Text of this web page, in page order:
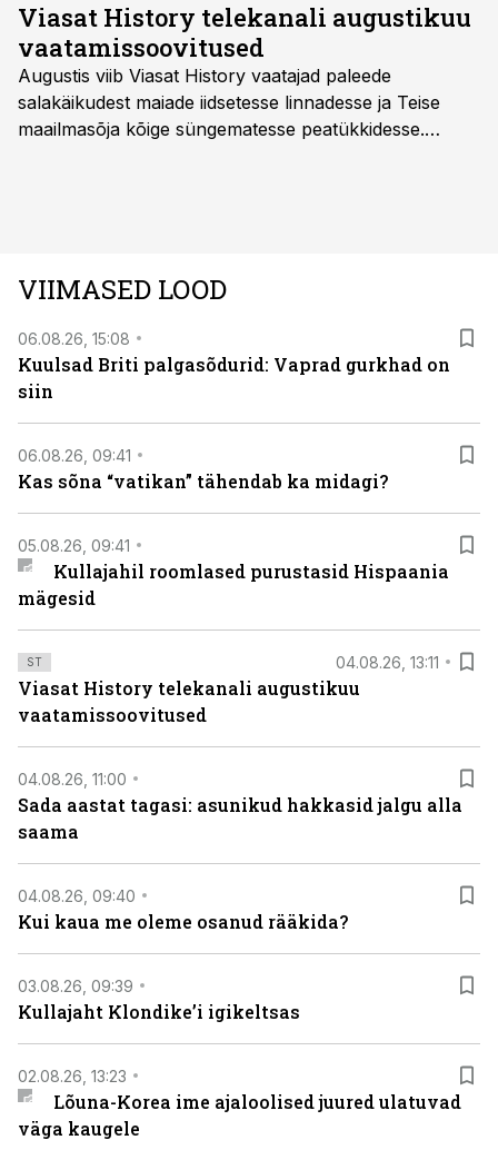
Viasat History telekanali augustikuu
vaatamissoovitused
Augustis viib Viasat History vaatajad paleede
salakäikudest maiade iidsetesse linnadesse ja Teise
maailmasõja kõige süngematesse peatükkidesse.
viasathistory.eu/ee
VIIMASED LOOD
06.08.26, 15:08
Kuulsad Briti palgasõdurid: Vaprad gurkhad on
siin
06.08.26, 09:41
Kas sõna “vatikan” tähendab ka midagi?
05.08.26, 09:41
Kullajahil roomlased purustasid Hispaania
mägesid
ST 04.08.26, 13:11
Viasat History telekanali augustikuu
vaatamissoovitused
04.08.26, 11:00
Sada aastat tagasi: asunikud hakkasid jalgu alla
saama
04.08.26, 09:40
Kui kaua me oleme osanud rääkida?
03.08.26, 09:39
Kullajaht Klondike’i igikeltsas
02.08.26, 13:23
Lõuna-Korea ime ajaloolised juured ulatuvad
väga kaugele